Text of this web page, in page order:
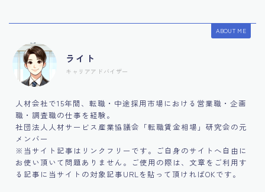
ABOUT ME
ライト
キャリアアドバイザー
人材会社で15年間、転職・中途採用市場における営業職・企画
職・調査職の仕事を経験。
社団法人人材サービス産業協議会「転職賃金相場」研究会の元
メンバー
※当サイト記事はリンクフリーです。ご自身のサイトへ自由に
お使い頂いて問題ありません。ご使用の際は、文章をご利用す
る記事に当サイトの対象記事URLを貼って頂ければOKです。